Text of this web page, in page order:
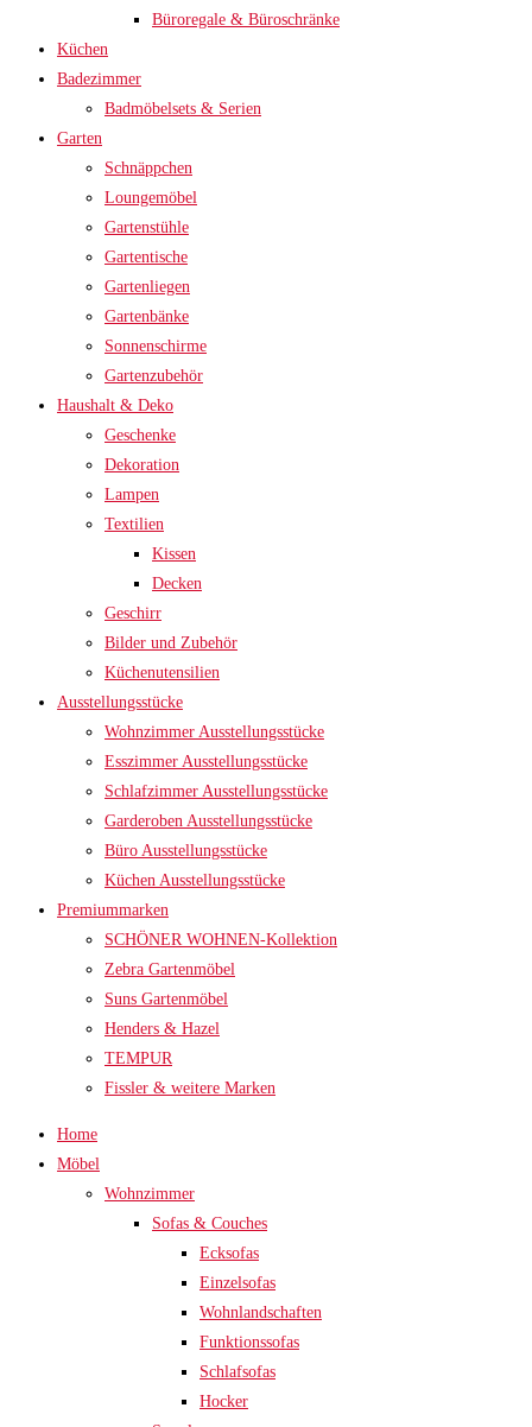
Büroregale & Büroschränke
Küchen
Badezimmer
Badmöbelsets & Serien
Garten
Schnäppchen
Loungemöbel
Gartenstühle
Gartentische
Gartenliegen
Gartenbänke
Sonnenschirme
Gartenzubehör
Haushalt & Deko
Geschenke
Dekoration
Lampen
Textilien
Kissen
Decken
Geschirr
Bilder und Zubehör
Küchenutensilien
Ausstellungsstücke
Wohnzimmer Ausstellungsstücke
Esszimmer Ausstellungsstücke
Schlafzimmer Ausstellungsstücke
Garderoben Ausstellungsstücke
Büro Ausstellungsstücke
Küchen Ausstellungsstücke
Premiummarken
SCHÖNER WOHNEN-Kollektion
Zebra Gartenmöbel
Suns Gartenmöbel
Henders & Hazel
TEMPUR
Fissler & weitere Marken
Home
Möbel
Wohnzimmer
Sofas & Couches
Ecksofas
Einzelsofas
Wohnlandschaften
Funktionssofas
Schlafsofas
Hocker